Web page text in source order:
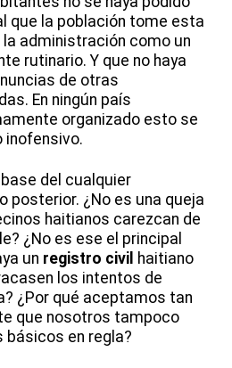
que la población tome esta
la administración como un
rutinario. Y que no haya
de otras
En ningún país
organizado esto se
inofensivo.
del cualquier
posterior. ¿No es una queja
haitianos carezcan de
¿No es ese el principal
un registro civil haitiano
los intentos de
¿Por qué aceptamos tan
que nosotros tampoco
en regla?